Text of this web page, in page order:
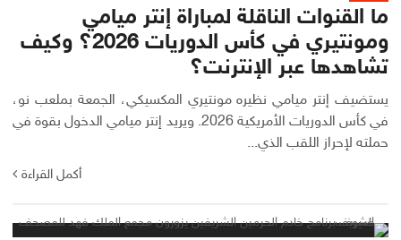
ما القنوات الناقلة لمباراة إنتر ميامي
ومونتيري في كأس الدوريات 2026؟ وكيف
تشاهدها عبر الإنترنت؟
يستضيف إنتر ميامي نظيره مونتيري المكسيكي، الجمعة بملعب نو،
في كأس الدوريات الأمريكية 2026. ويريد إنتر ميامي الدخول بقوة في
حملته لإحراز اللقب الذي...
أكمل القراءة